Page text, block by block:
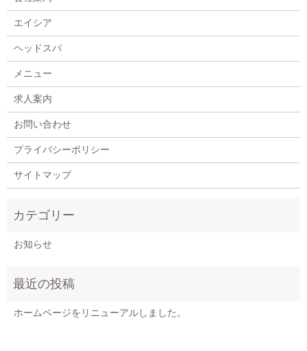
エイシア
ヘッドスパ
メニュー
求人案内
お問い合わせ
プライバシーポリシー
サイトマップ
お知らせ
ホームページをリニューアルしました。